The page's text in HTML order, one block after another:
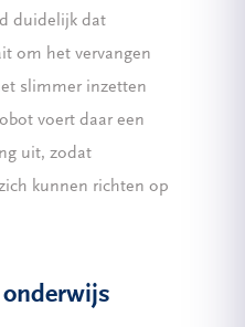
duidelijk dat
om het vervangen
slimmer inzetten
voert daar een
uit, zodat
kunnen richten op